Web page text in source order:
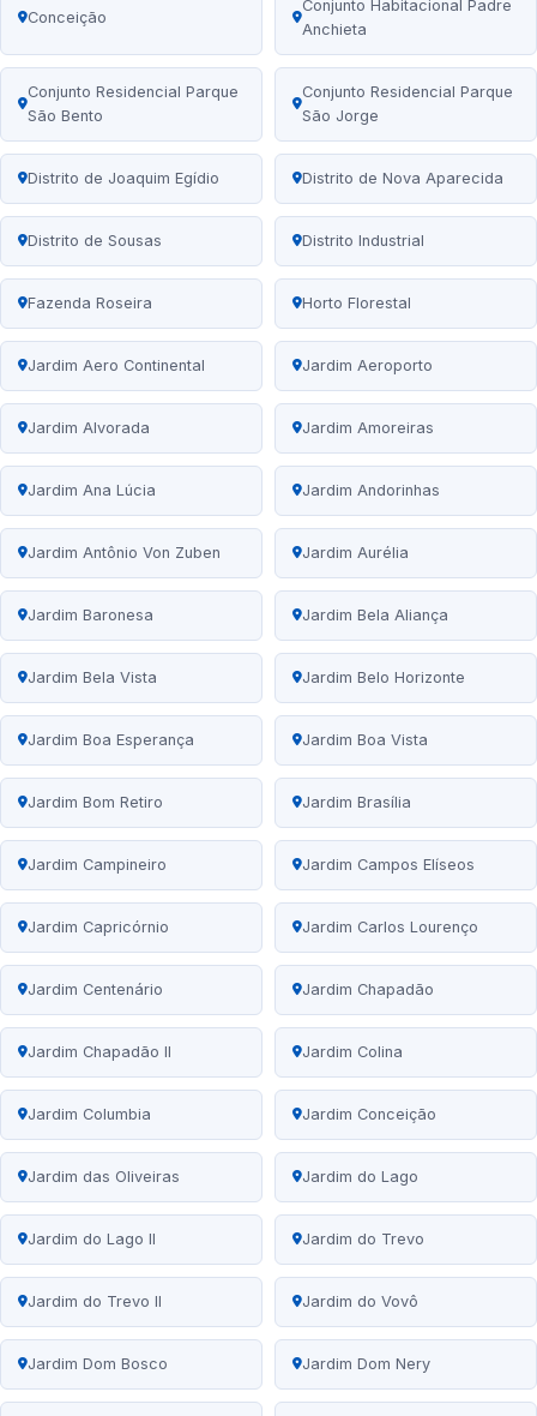
Conceição
Conjunto Habitacional Padre
Anchieta
Conjunto Residencial Parque
São Bento
Conjunto Residencial Parque
São Jorge
Distrito de Joaquim Egídio Distrito de Nova Aparecida
Distrito de Sousas Distrito Industrial
Fazenda Roseira Horto Florestal
Jardim Aero Continental Jardim Aeroporto
Jardim Alvorada Jardim Amoreiras
Jardim Ana Lúcia Jardim Andorinhas
Jardim Antônio Von Zuben Jardim Aurélia
Jardim Baronesa Jardim Bela Aliança
Jardim Bela Vista Jardim Belo Horizonte
Jardim Boa Esperança Jardim Boa Vista
Jardim Bom Retiro Jardim Brasília
Jardim Campineiro Jardim Campos Elíseos
Jardim Capricórnio Jardim Carlos Lourenço
Jardim Centenário Jardim Chapadão
Jardim Chapadão II Jardim Colina
Jardim Columbia Jardim Conceição
Jardim das Oliveiras Jardim do Lago
Jardim do Lago II Jardim do Trevo
Jardim do Trevo II Jardim do Vovô
Jardim Dom Bosco Jardim Dom Nery